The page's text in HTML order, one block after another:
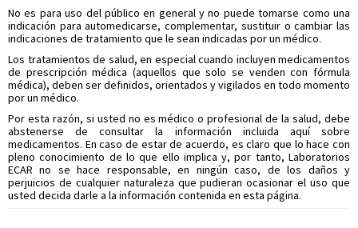
No es para uso del público en general y no puede tomarse como una
indicación para automedicarse, complementar, sustituir o cambiar las
indicaciones de tratamiento que le sean indicadas por un médico.
Los tratamientos de salud, en especial cuando incluyen medicamentos
de prescripción médica (aquellos que solo se venden con fórmula
médica), deben ser definidos, orientados y vigilados en todo momento
por un médico.
Por esta razón, si usted no es médico o profesional de la salud, debe
abstenerse de consultar la información incluida aquí sobre
medicamentos. En caso de estar de acuerdo, es claro que lo hace con
pleno conocimiento de lo que ello implica y, por tanto, Laboratorios
ECAR no se hace responsable, en ningún caso, de los daños y
perjuicios de cualquier naturaleza que pudieran ocasionar el uso que
usted decida darle a la información contenida en esta página.
ADVERTENCIAS Y PRECAUCIONES
Usar con cuidado en pacientes con antecedentes de alergia. No
compre si el sello de seguridad está abierto. No debe utilizarse
en la desfibrinación, ni en pacientes con sensibilidad
reconocida al metil-hidroxibenzoato o propilenglicol.
Manténgase fuera del alcance de los niños. Evitar el contacto
con los ojos, piel irritada o heridas. Si observa una reacción
desfavorable, suspenda el uso y consulte al médico. Conservar
en un lugar fresco y seco, lejos de fuentes de luz y calor.
Compartir en